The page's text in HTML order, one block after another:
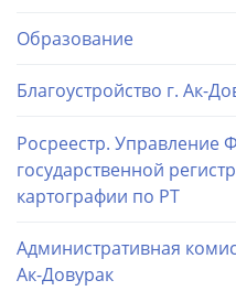
Образование
Благоустройство г. Ак-
Росреестр. Управление
государственной
картографии по РТ
Административная
Ак-Довурак